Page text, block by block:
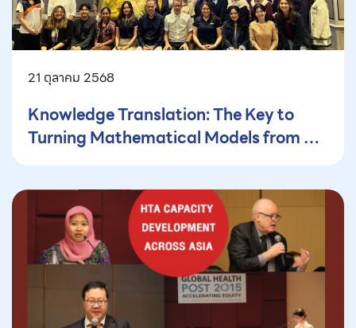
21 ตุลาคม 2568
Knowledge Translation: The Key to
Turning Mathematical Models from a
Policy Decision-Making (Part 1) — How
Mathematical Modeling Supports
Public Health—and Why It’s Not
Enough